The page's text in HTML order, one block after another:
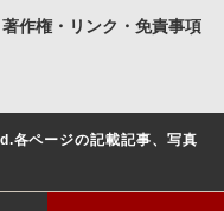
著作権・リンク・免責事項
各ページの記載記事、写真